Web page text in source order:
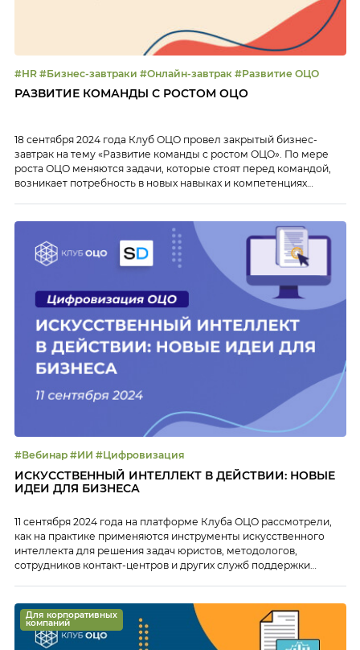
#HR #Бизнес-завтраки #Онлайн-завтрак #Развитие ОЦО
РАЗВИТИЕ КОМАНДЫ С РОСТОМ ОЦО
18 сентября 2024 года Клуб ОЦО провел закрытый бизнес-
завтрак на тему «Развитие команды с ростом ОЦО». По мере
роста ОЦО меняются задачи, которые стоят перед командой,
возникает потребность в новых навыках и компетенциях
закрытом онлайн-завтраке Клуба […]
#Вебинар #ИИ #Цифровизация
ИСКУССТВЕННЫЙ ИНТЕЛЛЕКТ В ДЕЙСТВИИ: НОВЫЕ
ИДЕИ ДЛЯ БИЗНЕСА
11 сентября 2024 года на платформе Клуба ОЦО рассмотрели,
как на практике применяются инструменты искусственного
интеллекта для решения задач юристов, методологов,
сотрудников контакт-центров и других служб поддержки
Екатерина Юрченко и Левон Киракосян рассказали и показали:
как новый инструмент SmartDocs позволяет осуществлять
эффективный […]
Для корпоративных
компаний